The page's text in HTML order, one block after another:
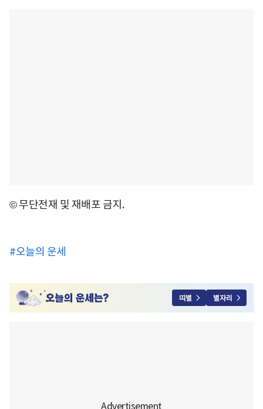
© 무단전재 및 재배포 금지.
#오늘의 운세
띠별 별자리